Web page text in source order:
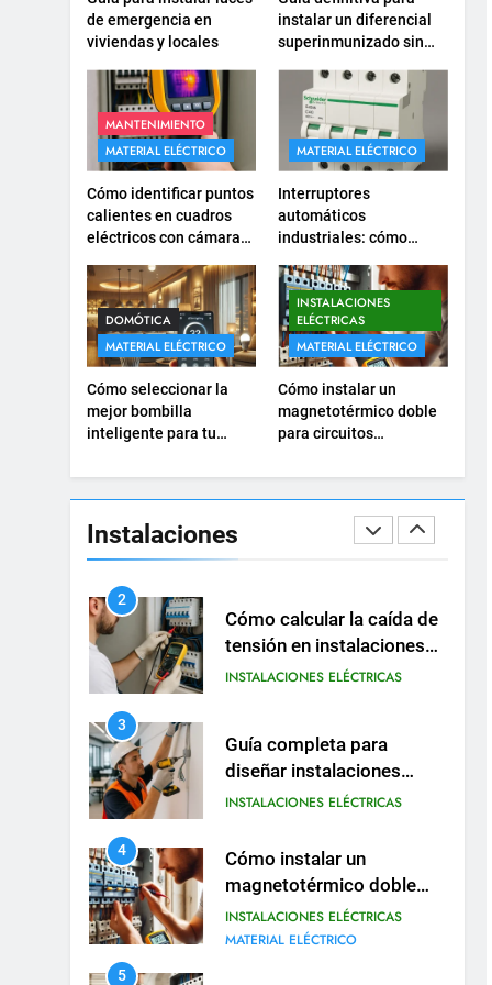
de emergencia en
viviendas y locales
instalar un diferencial
superinmunizado sin
MANTENIMIENTO
MATERIAL ELÉCTRICO
Cómo identificar puntos
calientes en cuadros
eléctricos con cámaras
MATERIAL ELÉCTRICO
Interruptores
automáticos
industriales: cómo
calibre adecuados
DOMÓTICA
MATERIAL ELÉCTRICO
Cómo seleccionar la
mejor bombilla
inteligente para tu
INSTALACIONES
ELÉCTRICAS
MATERIAL ELÉCTRICO
Cómo instalar un
magnetotérmico doble
para circuitos
Instalaciones
corriente para
electrodomésticos
empotrados
INSTALACIONES ELÉCTRICAS
16
¿Qué es el circuito C2 y
para qué se utiliza según
el REBT?
INSTALACIONES ELÉCTRICAS
17
Cómo diseñar un sistema
eléctrico para pequeños
comercios
INSTALACIONES ELÉCTRICAS
18
Cómo realizar un proyecto
de instalación eléctrica en
INSTALACIONES ELÉCTRICAS
1
Guía práctica para diseñar
instalaciones eléctricas en
oficinas
2
Cómo calcular la caída de
tensión en instalaciones
eléctricas residenciales
INSTALACIONES ELÉCTRICAS
3
Guía completa para
diseñar instalaciones
eléctricas en oficinas
INSTALACIONES ELÉCTRICAS
4
Cómo instalar un
magnetotérmico doble
para circuitos
monofásicos
INSTALACIONES ELÉCTRICAS
MATERIAL ELÉCTRICO
5